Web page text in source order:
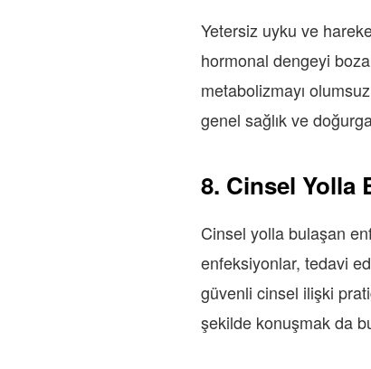
Yetersiz uyku ve
hormonal dengeyi
metabolizmayı
genel sağlık ve
8. Cinsel Yolla
Cinsel yolla bulaşan
enfeksiyonlar, tedavi
güvenli cinsel ilişki
şekilde konuşmak da